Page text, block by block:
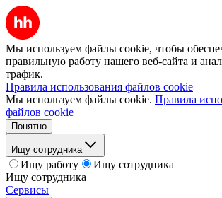
Мы используем файлы cookie, чтобы
правильную работу нашего веб-сайта и
трафик.
Правила использования файлов cookie
Мы используем файлы cookie. Правила
файлов cookie
Понятно
Ищу сотрудника
Ищу работу
Ищу сотрудника
Ищу сотрудника
Сервисы